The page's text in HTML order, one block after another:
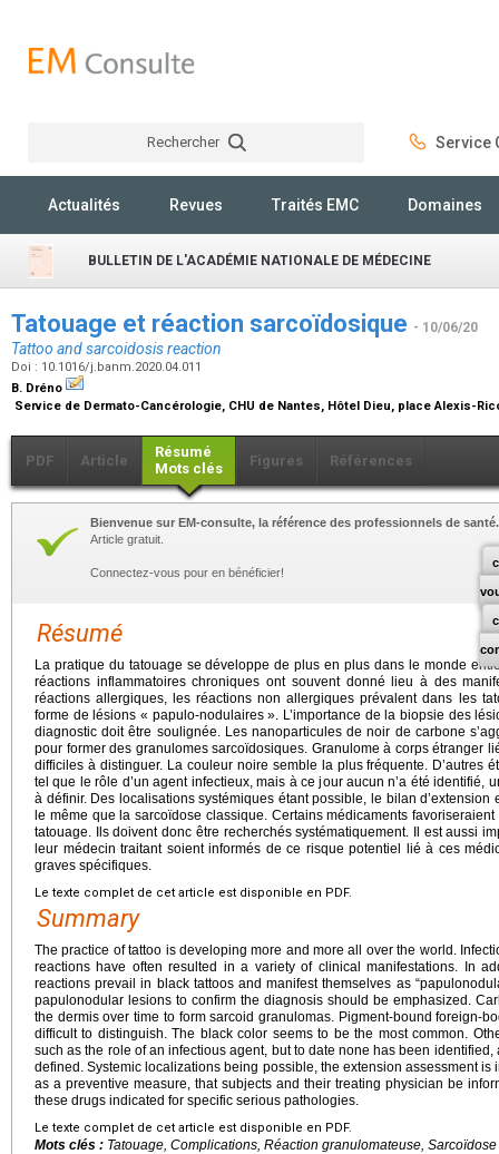
Rechercher Service
Actualités Revues Traités EMC Domaines
BULLETIN DE L'ACADÉMIE NATIONALE DE MÉDECINE
Tatouage et réaction sarcoïdosique - 10/06/20
Tattoo and sarcoidosis reaction
Doi : 10.1016/j.banm.2020.04.011
B. Dréno
Service de Dermato-Cancérologie, CHU de Nantes, Hôtel Dieu, place Alexis-
PDF Article
Résumé
Mots clés
Figures Références
Bienvenue sur EM-consulte, la référence des professionnels de santé.
Article gratuit.
Connectez-vous pour en bénéficier!
Résumé
La pratique du tatouage se développe de plus en plus dans le monde
réactions inflammatoires chroniques ont souvent donné lieu à des
réactions allergiques, les réactions non allergiques prévalent dans les
forme de lésions « papulo-nodulaires ». L’importance de la biopsie des
diagnostic doit être soulignée. Les nanoparticules de noir de carbone
pour former des granulomes sarcoïdosiques. Granulome à corps étranger
difficiles à distinguer. La couleur noire semble la plus fréquente. D’autres
tel que le rôle d’un agent infectieux, mais à ce jour aucun n’a été identifié,
à définir. Des localisations systémiques étant possible, le bilan d’extension
le même que la sarcoïdose classique. Certains médicaments
tatouage. Ils doivent donc être recherchés systématiquement. Il est aussi
leur médecin traitant soient informés de ce risque potentiel lié à ces
graves spécifiques.
Le texte complet de cet article est disponible en PDF.
Summary
The practice of tattoo is developing more and more all over the world.
reactions have often resulted in a variety of clinical manifestations. In
reactions prevail in black tattoos and manifest themselves as
papulonodular lesions to confirm the diagnosis should be emphasized.
the dermis over time to form sarcoid granulomas. Pigment-bound foreign-
difficult to distinguish. The black color seems to be the most common.
such as the role of an infectious agent, but to date none has been
defined. Systemic localizations being possible, the extension assessment is
as a preventive measure, that subjects and their treating physician be
these drugs indicated for specific serious pathologies.
Le texte complet de cet article est disponible en PDF.
Mots clés : Tatouage, Complications, Réaction granulomateuse, Sarcoïdose